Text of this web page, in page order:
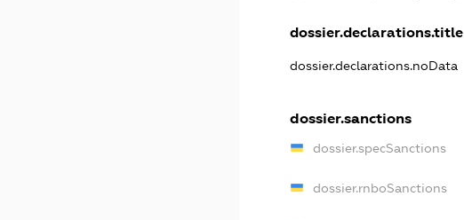
dossier.declarations.title
dossier.declarations.noData
dossier.sanctions
dossier.specSanctions
dossier.rnboSanctions